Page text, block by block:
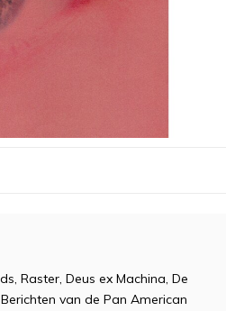
Raster, Deus ex Machina, De
van de Pan American